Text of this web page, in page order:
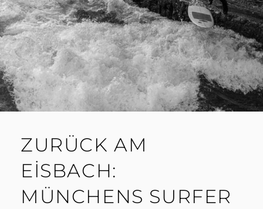
ZURÜCK AM
EISBACH:
MÜNCHENS SURFER